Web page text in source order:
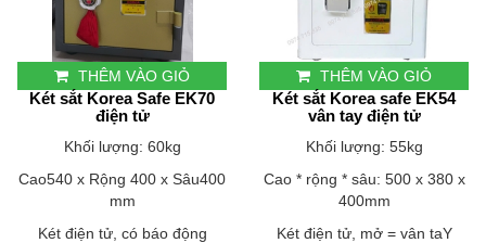
THÊM VÀO GIỎ
Két sắt Korea Safe EK70
điện tử
Khối lượng: 60kg
Cao540 x Rộng 400 x Sâu400
mm
Két điện tử, có báo động
THÊM VÀO GIỎ
Két sắt Korea safe EK54
vân tay điện tử
Khối lượng: 55kg
Cao * rộng * sâu: 500 x 380 x
400mm
Két điện tử, mở = vân taY